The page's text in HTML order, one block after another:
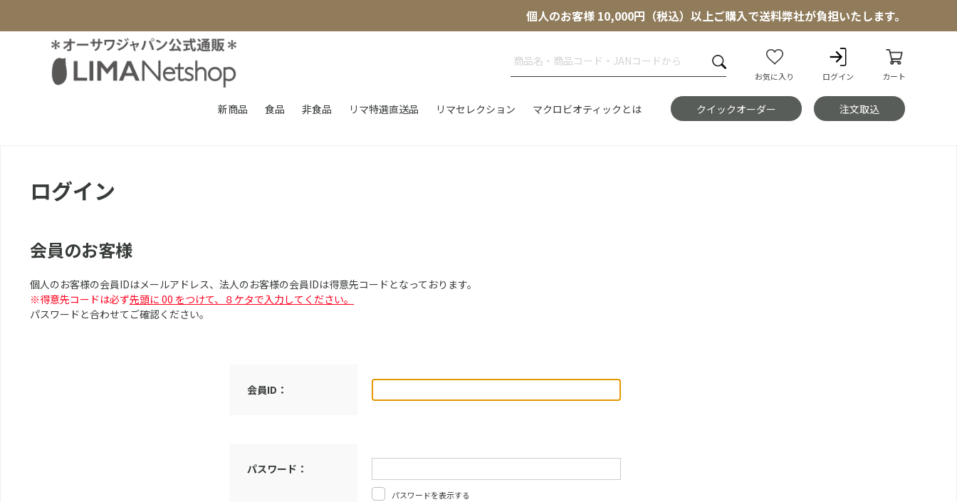
個人のお客様 10,000円（税込）以上ご購入で送料弊社が負担いたします。
お気に入り ログイン カート
新商品 食品 非食品 リマ特選直送品 リマセレクション マクロビオティックとは クイックオーダー 注文取込
ログイン
会員のお客様
個人のお客様の会員IDはメールアドレス、法人のお客様の会員IDは得意先コードとなっております。
※得意先コードは必ず先頭に 00 をつけて、８ケタで入力してください。
パスワードと合わせてご確認ください。
会員ID：
パスワード：
パスワードを表示する